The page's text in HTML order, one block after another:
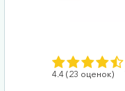
4.4 (23 оценок)